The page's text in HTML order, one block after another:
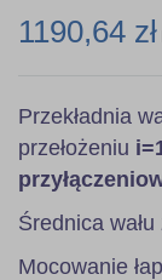
1190,64 zł
Przekładnia
przełożeniu
Średnica
Mocowanie